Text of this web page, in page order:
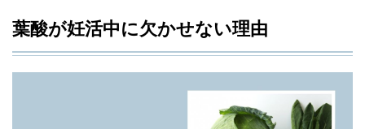
葉酸が妊活中に欠かせない理由